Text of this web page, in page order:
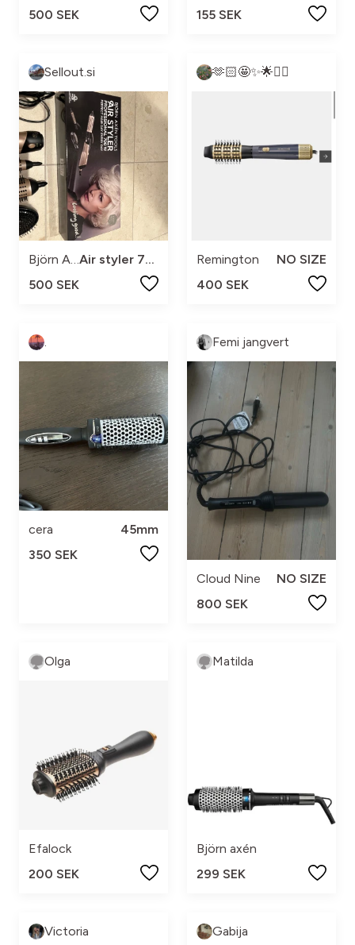
500 SEK 155 SEK
Sellout.si
Air styler 700 w
500 SEK
🫶🏻🤩✨🌟❤️‍🔥
Remington
NO SIZE
400 SEK
cera
45mm
350 SEK
Femi jangvert
Cloud Nine
NO SIZE
800 SEK
Olga
Efalock
200 SEK
Matilda
Björn axén
299 SEK
Victoria Gabija